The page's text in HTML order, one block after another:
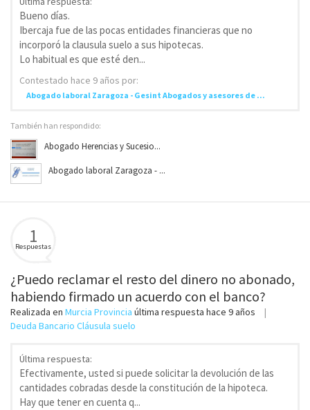
Bueno días.
Ibercaja fue de las pocas entidades financieras que no
incorporó la clausula suelo a sus hipotecas.
Lo habitual es que esté den...
Contestado hace 9 años por:
Abogado laboral Zaragoza - Gesint Abogados y asesores de ...
También han respondido:
Abogado Herencias y Sucesio...
Abogado laboral Zaragoza - ...
1
Respuestas
¿Puedo reclamar el resto del dinero no abonado,
habiendo firmado un acuerdo con el banco?
Realizada en Murcia Provincia última respuesta hace 9 años
Deuda Bancario Cláusula suelo
Última respuesta:
Efectivamente, usted si puede solicitar la devolución de las
cantidades cobradas desde la constitución de la hipoteca.
Hay que tener en cuenta q...